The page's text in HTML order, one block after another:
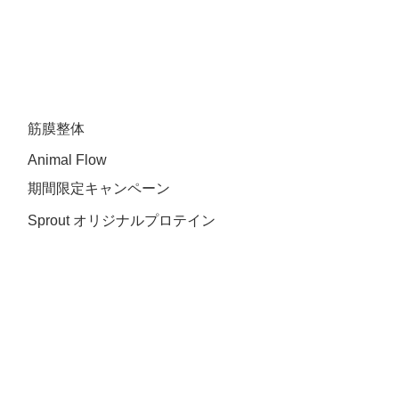
​筋膜整体
Animal Flow
​期間限定キャンペーン
Sprout オリジナルプロテイン